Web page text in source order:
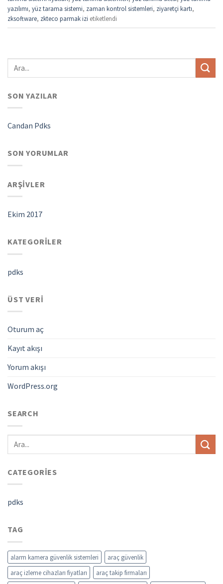
yazılımı, yüz tarama sistemi, zaman kontrol sistemleri, ziyaretçi kartı,
zksoftware, zkteco parmak izi etiketlendi
SON YAZILAR
Candan Pdks
SON YORUMLAR
ARŞIVLER
Ekim 2017
KATEGORILER
pdks
ÜST VERI
Oturum aç
Kayıt akışı
Yorum akışı
WordPress.org
SEARCH
CATEGORIES
pdks
TAG
alarm kamera güvenlik sistemleri
araç güvenlik
araç izleme cihazları fiyatları
araç takip firmaları